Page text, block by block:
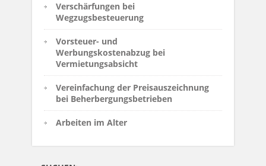
Verschärfungen bei
Wegzugsbesteuerung
Vorsteuer- und
Werbungskostenabzug bei
Vermietungsabsicht
Vereinfachung der Preisauszeichnung
bei Beherbergungsbetrieben
Arbeiten im Alter